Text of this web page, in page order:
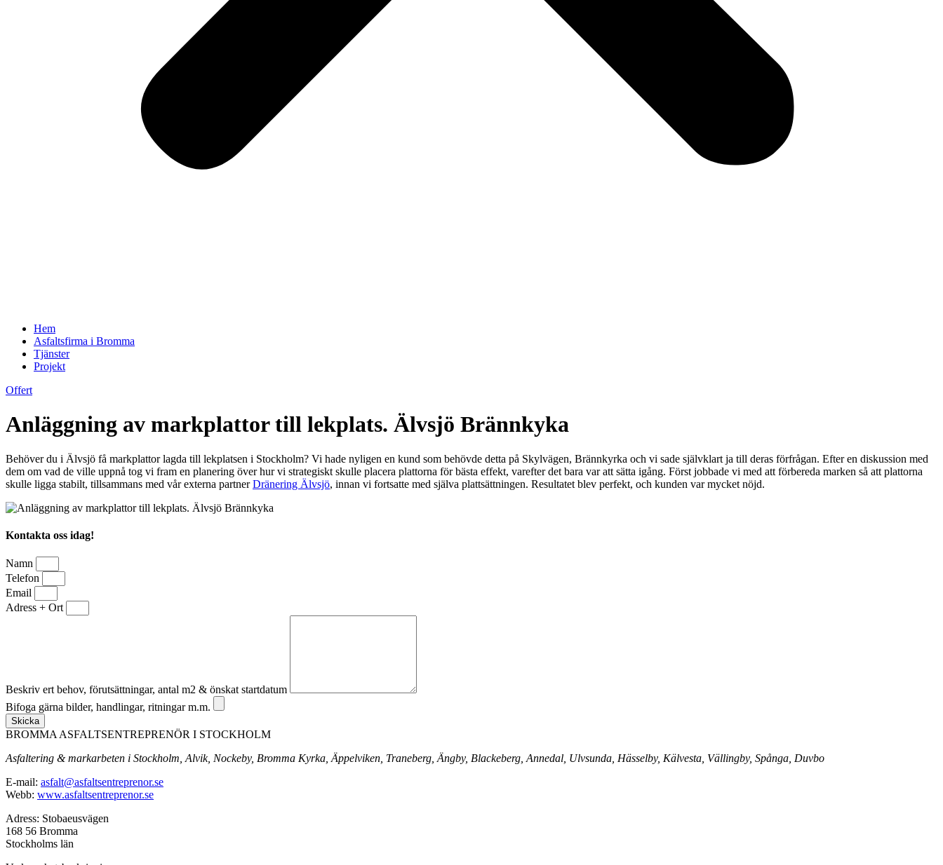
Hem
Asfaltsfirma i Bromma
Tjänster
Projekt
Offert
Anläggning av markplattor till lekplats. Älvsjö Brännkyka
Behöver du i Älvsjö få markplattor lagda till lekplatsen i Stockholm? Vi hade nyligen en kund som behövde detta på Skylvägen, Brännkyrka och vi sade självklart ja till deras förfrågan. Efter en diskussion med
dem om vad de ville uppnå tog vi fram en planering över hur vi strategiskt skulle placera plattorna för bästa effekt, varefter det bara var att sätta igång. Först jobbade vi med att förbereda marken så att plattorna
skulle ligga stabilt, tillsammans med vår externa partnerDränering Älvsjö, innan vi fortsatte med själva plattsättningen. Resultatet blev perfekt, och kunden var mycket nöjd.
Kontakta oss idag!
Namn
Telefon
Email
Adress + Ort
Beskriv ert behov, förutsättningar, antal m2 & önskat startdatum
Bifoga gärna bilder, handlingar, ritningar m.m.
Skicka
BROMMA ASFALTSENTREPRENÖR I STOCKHOLM
Asfaltering & markarbeten i Stockholm, Alvik, Nockeby, Bromma Kyrka, Äppelviken, Traneberg, Ängby, Blackeberg, Annedal, Ulvsunda, Hässelby, Kälvesta, Vällingby, Spånga, Duvbo
E-mail: asfalt@asfaltsentreprenor.se
Webb: www.asfaltsentreprenor.se
Adress: Stobaeusvägen
168 56 Bromma
Stockholms län